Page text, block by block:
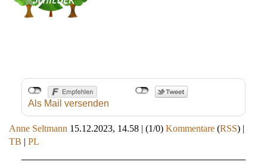
Als Mail versenden
Anne Seltmann 15.12.2023, 14.58 | (1/0) Kommentare (RSS) |
TB | PL